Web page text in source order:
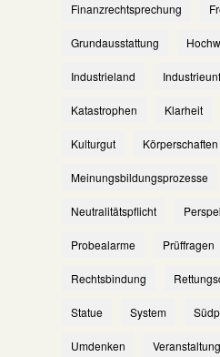
Finanzrechtsprechung
Grundausstattung
Industrieland
Katastrophen Klarheit
Kulturgut Körperschaften
Meinungsbildungsprozesse
Neutralitätspflicht
Probealarme Prüffragen
Rechtsbindung
Statue System
Umdenken Veranstaltung